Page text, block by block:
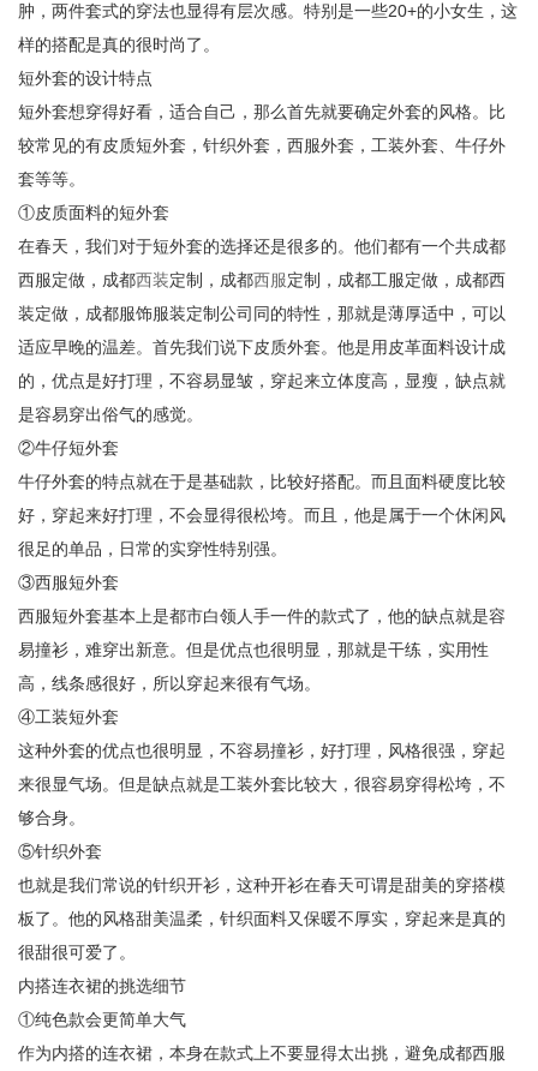
肿，两件套式的穿法也显得有层次感。特别是一些20+的小女生，这
样的搭配是真的很时尚了。
短外套的设计特点
短外套想穿得好看，适合自己，那么首先就要确定外套的风格。比
较常见的有皮质短外套，针织外套，西服外套，工装外套、牛仔外
套等等。
①皮质面料的短外套
在春天，我们对于短外套的选择还是很多的。他们都有一个共成都
西服定做，成都西装定制，成都西服定制，成都工服定做，成都西
装定做，成都服饰服装定制公司同的特性，那就是薄厚适中，可以
适应早晚的温差。首先我们说下皮质外套。他是用皮革面料设计成
的，优点是好打理，不容易显皱，穿起来立体度高，显瘦，缺点就
是容易穿出俗气的感觉。
②牛仔短外套
牛仔外套的特点就在于是基础款，比较好搭配。而且面料硬度比较
好，穿起来好打理，不会显得很松垮。而且，他是属于一个休闲风
很足的单品，日常的实穿性特别强。
③西服短外套
西服短外套基本上是都市白领人手一件的款式了，他的缺点就是容
易撞衫，难穿出新意。但是优点也很明显，那就是干练，实用性
高，线条感很好，所以穿起来很有气场。
④工装短外套
这种外套的优点也很明显，不容易撞衫，好打理，风格很强，穿起
来很显气场。但是缺点就是工装外套比较大，很容易穿得松垮，不
够合身。
⑤针织外套
也就是我们常说的针织开衫，这种开衫在春天可谓是甜美的穿搭模
板了。他的风格甜美温柔，针织面料又保暖不厚实，穿起来是真的
很甜很可爱了。
内搭连衣裙的挑选细节
①纯色款会更简单大气
作为内搭的连衣裙，本身在款式上不要显得太出挑，避免成都西服